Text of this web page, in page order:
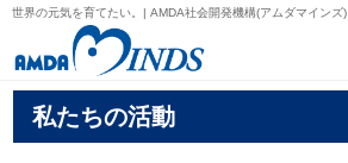
世界の元気を育てたい。| AMDA社会開発機構(アムダマインズ)
私たちの活動